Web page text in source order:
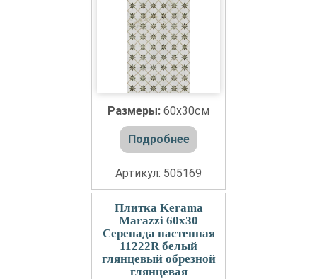
Размеры: 60x30см
Подробнее
Артикул: 505169
Плитка Kerama
Marazzi 60x30
Серенада настенная
11222R белый
глянцевый обрезной
глянцевая